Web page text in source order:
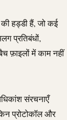
हड्डी हैं, जो कई
प्रतिबंधों,
फ़ाइलों में काम नहीं
संरचनाएँ
प्रोटोकॉल और